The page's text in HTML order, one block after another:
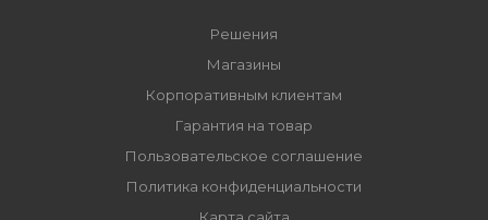
Решения
Магазины
Корпоративным клиентам
Гарантия на товар
Пользовательское соглашение
Политика конфиденциальности